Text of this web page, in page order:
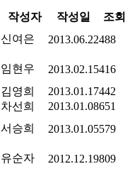
작성자 작성일
조회
신여은 2013.06.22488
임현우 2013.02.15416
김영희 2013.01.17442
차선희 2013.01.08651
서승희 2013.01.05579
유순자 2012.12.19809